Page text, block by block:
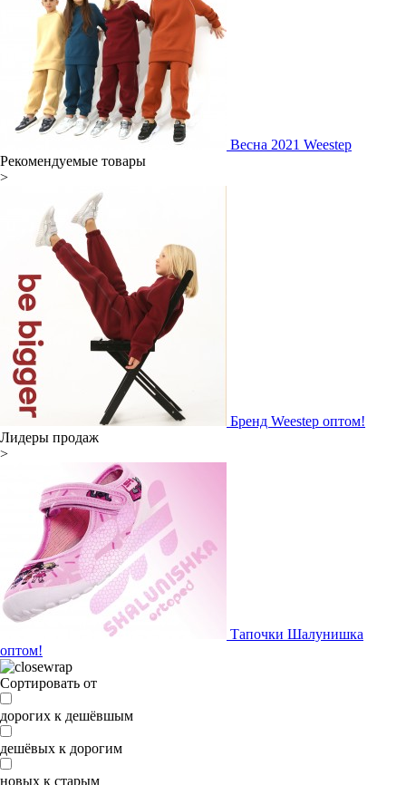
Весна 2021 Weestep
Рекомендуемые товары
>
Бренд Weestep оптом!
Лидеры продаж
>
Тапочки Шалунишка
оптом!
Сортировать от
дорогих к дешёвшым
дешёвых к дорогим
новых к старым